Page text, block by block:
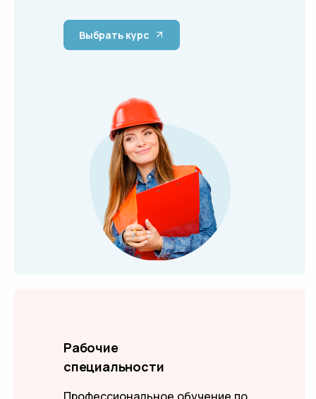
Выбрать курс
Рабочие
специальности